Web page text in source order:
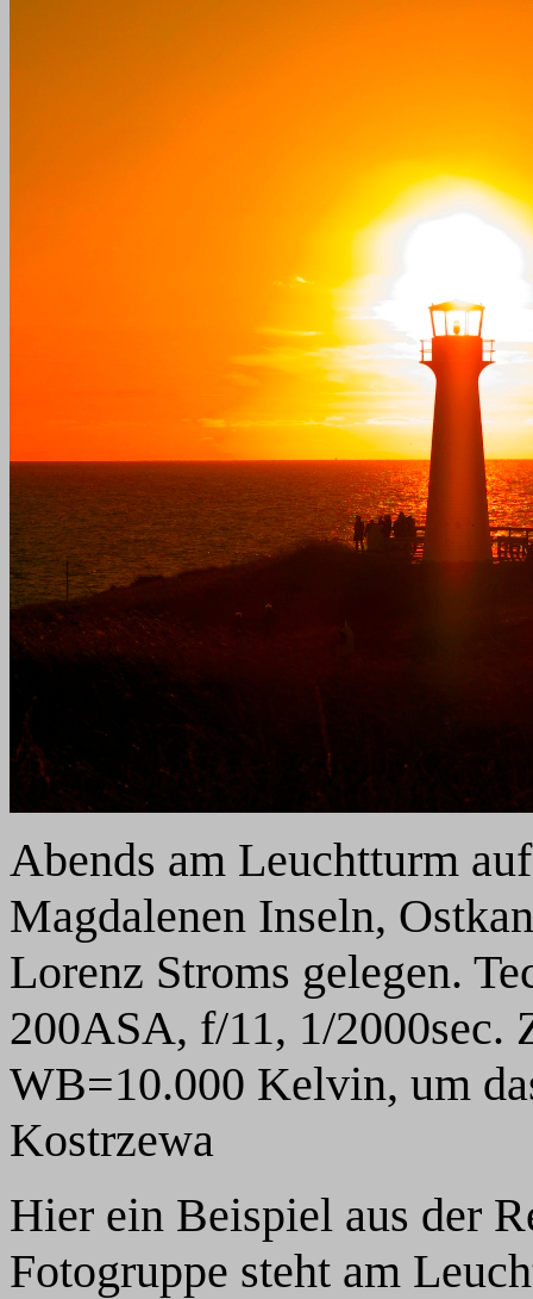
Abends am Leuchtturm
Magdalenen Inseln,
Lorenz Stroms gelegen.
200ASA, f/11, 1/2000sec.
WB=10.000 Kelvin, um
Kostrzewa
Hier ein Beispiel aus der
Fotogruppe steht am